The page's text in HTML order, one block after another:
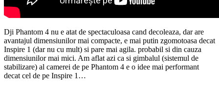
Dji Phantom 4 nu e atat de spectaculoasa cand decoleaza, dar are
avantajul dimensiunilor mai compacte, e mai putin zgomotoasa decat
Inspire 1 (dar nu cu mult) si pare mai agila. probabil si din cauza
dimensiunilor mai mici. Am aflat azi ca si gimbalul (sistemul de
stabilizare) al camerei de pe Phantom 4 e o idee mai performant
decat cel de pe Inspire 1…